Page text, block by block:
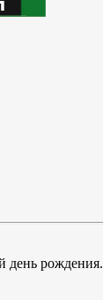
день рождения.